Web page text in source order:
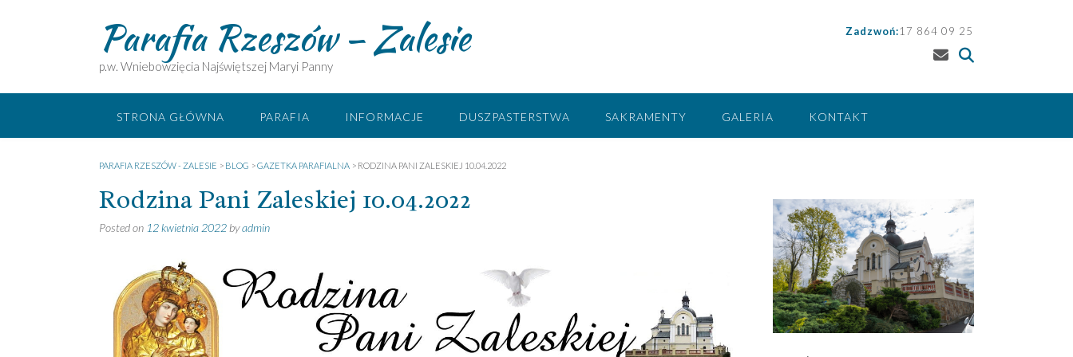
Parafia Rzeszów – Zalesie
p.w. Wniebowzięcia Najświętszej Maryi Panny
Zadzwoń:17 864 09 25
STRONA GŁÓWNA PARAFIA INFORMACJE DUSZPASTERSTWA SAKRAMENTY GALERIA KONTAKT
PARAFIA RZESZÓW - ZALESIE > BLOG >GAZETKA PARAFIALNA > RODZINA PANI ZALESKIEJ 10.04.2022
Rodzina Pani Zaleskiej 10.04.2022
Posted on 12 kwietnia 2022 byadmin